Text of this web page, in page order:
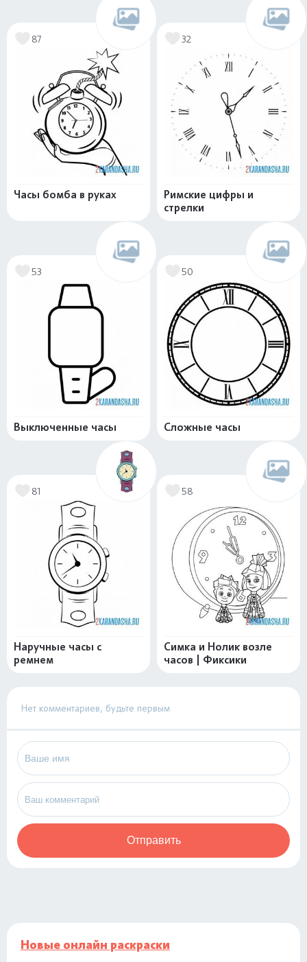
87
Часы бомба в руках
32
Римские цифры и
стрелки
53
Выключенные часы
50
Сложные часы
81
Наручные часы с
ремнем
58
Симка и Нолик возле
часов | Фиксики
Нет комментариев, будьте первым
Отправить
Новые онлайн раскраски